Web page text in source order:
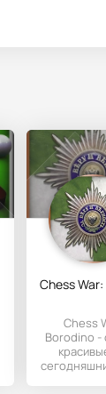
Chess
Borodino -